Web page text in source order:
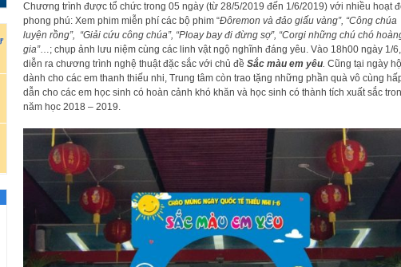
Chương trình được tổ chức trong 05 ngày (từ 28/5/2019 đến 1/6/2019) với nhiều hoạt
phong phú: Xem phim miễn phí các bộ phim “Đôremon và đảo giấu vàng”, “Công chúa
luyện rồng”, “Giải cứu công chúa”, “Ploay bay đi đừng sợ”, “Corgi những chú chó
gia”…; chụp ảnh lưu niệm cùng các linh vật ngộ nghĩnh đáng yêu. Vào 18h00 ngày 1/
diễn ra chương trình nghệ thuật đặc sắc với chủ đề Sắc màu em yêu. Cũng tại ngày
dành cho các em thanh thiếu nhi, Trung tâm còn trao tặng những phần quà vô cùng
dẫn cho các em học sinh có hoàn cảnh khó khăn và học sinh có thành tích xuất sắc
năm học 2018 – 2019.